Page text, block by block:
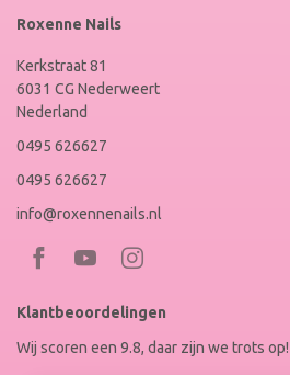
Roxenne Nails
Kerkstraat 81
6031 CG Nederweert
Nederland
0495 626627
0495 626627
info@roxennenails.nl
Bezoek
Facebook
op
Instagram
Klantbeoordelingen
Wij scoren een 9.8, daar zijn we trots op!